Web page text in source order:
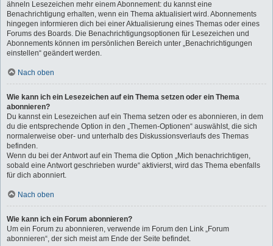
ähneln Lesezeichen mehr einem Abonnement: du kannst eine
Benachrichtigung erhalten, wenn ein Thema aktualisiert wird. Abonnements
hingegen informieren dich bei einer Aktualisierung eines Themas oder eines
Forums des Boards. Die Benachrichtigungsoptionen für Lesezeichen und
Abonnements können im persönlichen Bereich unter „Benachrichtigungen
einstellen“ geändert werden.
Nach oben
Wie kann ich ein Lesezeichen auf ein Thema setzen oder ein Thema
abonnieren?
Du kannst ein Lesezeichen auf ein Thema setzen oder es abonnieren, in dem
du die entsprechende Option in den „Themen-Optionen“ auswählst, die sich
normalerweise ober- und unterhalb des Diskussionsverlaufs des Themas
befinden.
Wenn du bei der Antwort auf ein Thema die Option „Mich benachrichtigen,
sobald eine Antwort geschrieben wurde“ aktivierst, wird das Thema ebenfalls
für dich abonniert.
Nach oben
Wie kann ich ein Forum abonnieren?
Um ein Forum zu abonnieren, verwende im Forum den Link „Forum
abonnieren“, der sich meist am Ende der Seite befindet.